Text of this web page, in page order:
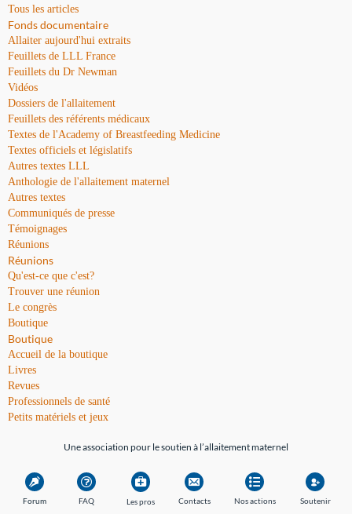
Tous les articles
Fonds documentaire
Allaiter aujourd'hui extraits
Feuillets de LLL France
Feuillets du Dr Newman
Vidéos
Dossiers de l'allaitement
Feuillets des référents médicaux
Textes de l'Academy of Breastfeeding Medicine
Textes officiels et législatifs
Autres textes LLL
Anthologie de l'allaitement maternel
Autres textes
Communiqués de presse
Témoignages
Réunions
Réunions
Qu'est-ce que c'est?
Trouver une réunion
Le congrès
Boutique
Boutique
Accueil de la boutique
Livres
Revues
Professionnels de santé
Petits matériels et jeux
Une association pour le soutien à l’allaitement maternel
Forum FAQ Les pros Contacts Nos actions Soutenir